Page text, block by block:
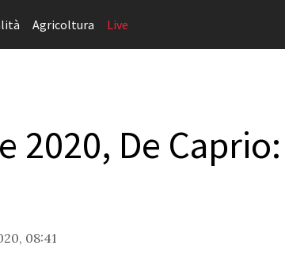
Agricoltura Live
2020, De
08:41